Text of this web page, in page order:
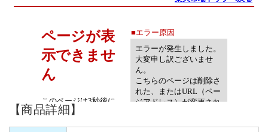
【商品詳細】